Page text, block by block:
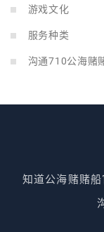
游戏文化
服务种类
沟通710公海赌
知道公海赌赌船